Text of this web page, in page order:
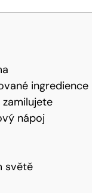
ingredience
nápoj
světě